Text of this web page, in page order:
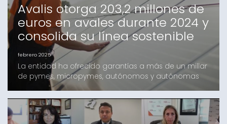
Avalis otorga 203,2 millones de
euros en avales durante 2024 y
consolida su línea sostenible
febrero 2025
La entidad ha ofrecido garantías a más de un millar
de pymes, micropymes, autónomos y autónomas
en más de 1.500 operaciones e incrementa un 11% la
financiación 'verde'Avalis cerró el año 2024 con un
total de 1.553 operaciones por un valor total de 203,2
millones de euros. Las garantías de la Sociedad de